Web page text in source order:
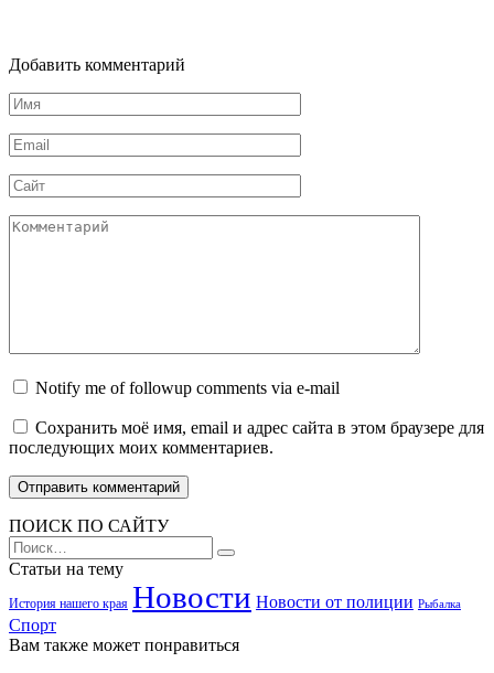
Добавить комментарий
Имя
Email
Сайт
Комментарий
Notify me of followup comments via e-mail
Сохранить моё имя, email и адрес сайта в этом браузере для
последующих моих комментариев.
ПОИСК ПО САЙТУ
Search
for:
Статьи на тему
История нашего края Новости Новости от полиции Рыбалка
Спорт
Вам также может понравиться